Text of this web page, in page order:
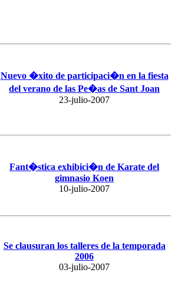
Nuevo �xito de participaci�n en la fiesta
del verano de las Pe�as de Sant Joan
23-julio-2007
Fant�stica exhibici�n de Karate del
gimnasio Koen
10-julio-2007
Se clausuran los talleres de la temporada
2006
03-julio-2007